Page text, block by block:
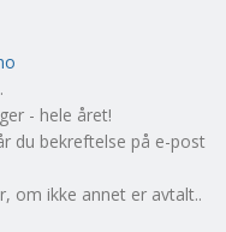
- hele året!
du bekreftelse på e-post
om ikke annet er avtalt..